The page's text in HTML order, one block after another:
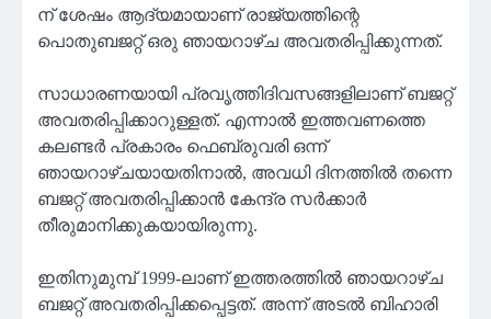
ന് ശേഷം ആദ്യമായാണ് രാജ്യത്തിന്റെ
പൊതുബജറ്റ് ഒരു ഞായറാഴ്ച അവതരിപ്പിക്കുന്നത്.
സാധാരണയായി പ്രവൃത്തിദിവസങ്ങളിലാണ് ബജറ്റ്
അവതരിപ്പിക്കാറുള്ളത്. എന്നാൽ ഇത്തവണത്തെ
കലണ്ടർ പ്രകാരം ഫെബ്രുവരി ഒന്ന്
ഞായറാഴ്ചയായതിനാൽ, അവധി ദിനത്തിൽ തന്നെ
ബജറ്റ് അവതരിപ്പിക്കാൻ കേന്ദ്ര സർക്കാർ
തീരുമാനിക്കുകയായിരുന്നു.
ഇതിനുമുമ്പ് 1999-ലാണ് ഇത്തരത്തിൽ ഞായറാഴ്ച
ബജറ്റ് അവതരിപ്പിക്കപ്പെട്ടത്. അന്ന് അടൽ ബിഹാരി